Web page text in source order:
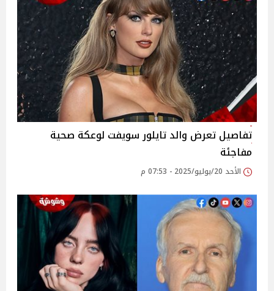
تفاصيل تعرض والد تايلور سويفت لوعكة صحية
مفاجئة
الأحد 20/يوليو/2025 - 07:53 م